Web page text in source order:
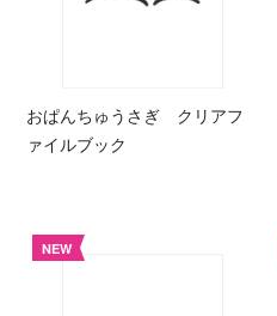
おぱんちゅうさぎ クリアフ
ァイルブック
NEW